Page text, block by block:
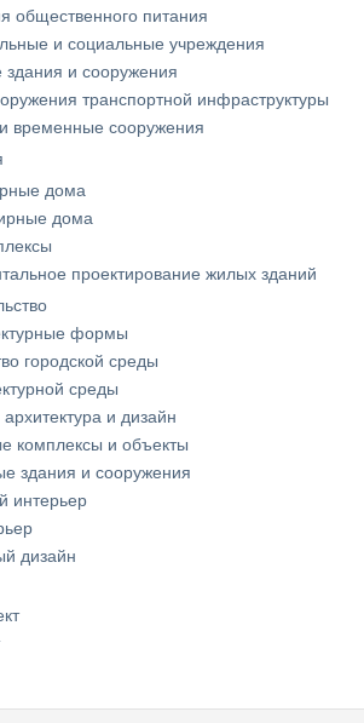
общественного питания
и социальные учреждения
и сооружения
транспортной инфраструктуры
временные сооружения
дома
дома
проектирование жилых зданий
формы
городской среды
среды
и дизайн
комплексы и объекты
здания и сооружения
интерьер
дизайн